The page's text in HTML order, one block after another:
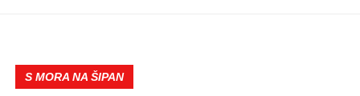
S MORA NA ŠIPAN